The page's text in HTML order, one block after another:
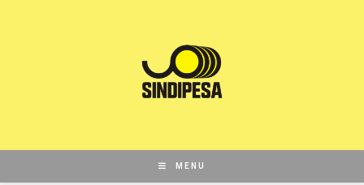
MENU